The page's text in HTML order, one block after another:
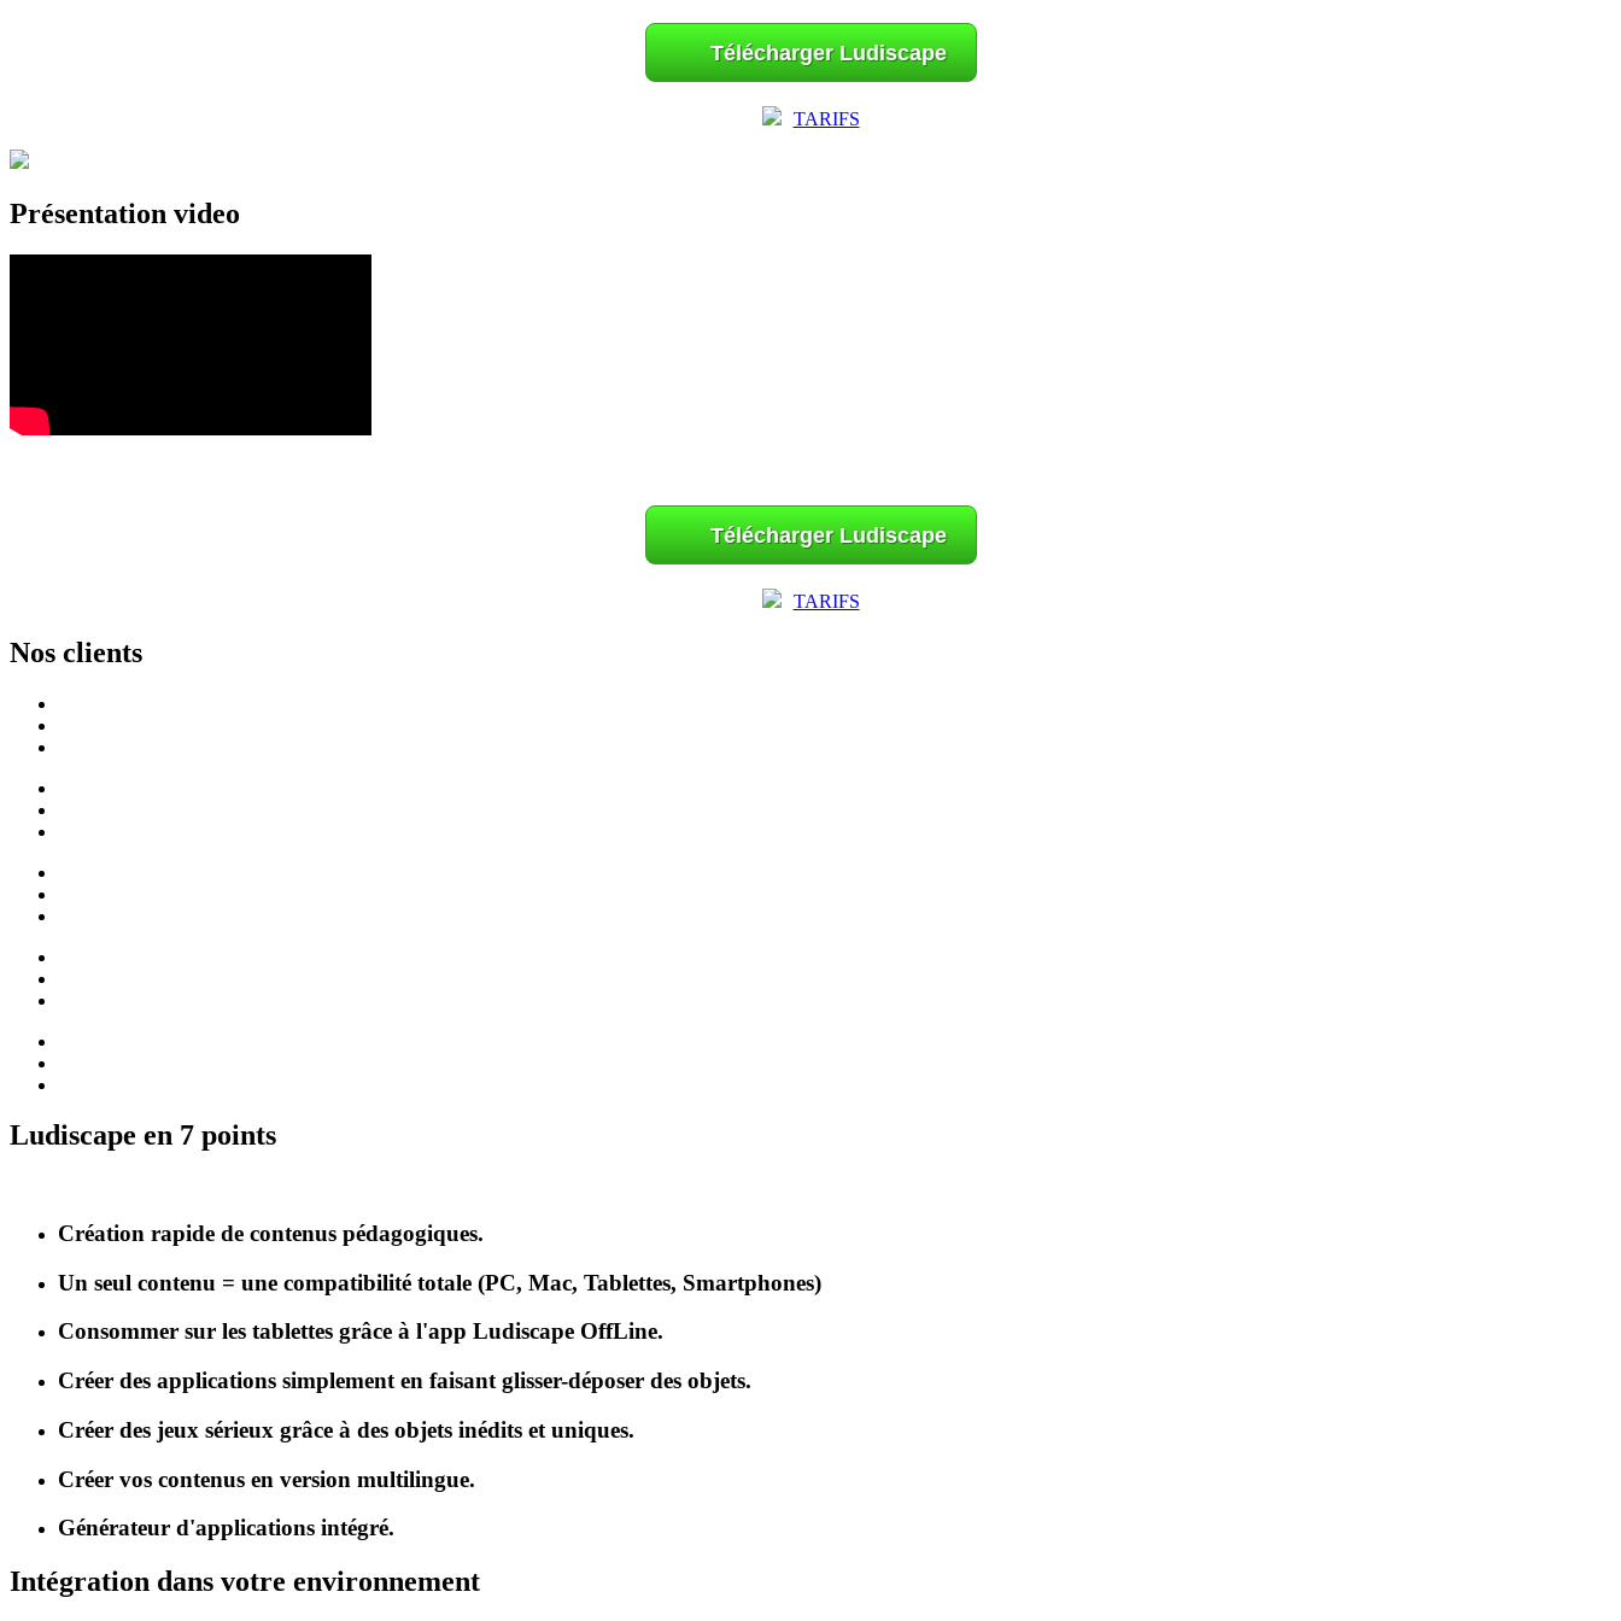
Télécharger Ludiscape
TARIFS
Présentation video
Télécharger Ludiscape
TARIFS
Nos clients
Ludiscape en 7 points
Création rapide de contenus pédagogiques.
Un seul contenu = une compatibilité totale (PC, Mac, Tablettes, Smartphones)
Consommer sur les tablettes grâce à l'app Ludiscape OffLine.
Créer des applications simplement en faisant glisser-déposer des objets.
Créer des jeux sérieux grâce à des objets inédits et uniques.
Créer vos contenus en version multilingue.
Générateur d'applications intégré.
Intégration dans votre environnement